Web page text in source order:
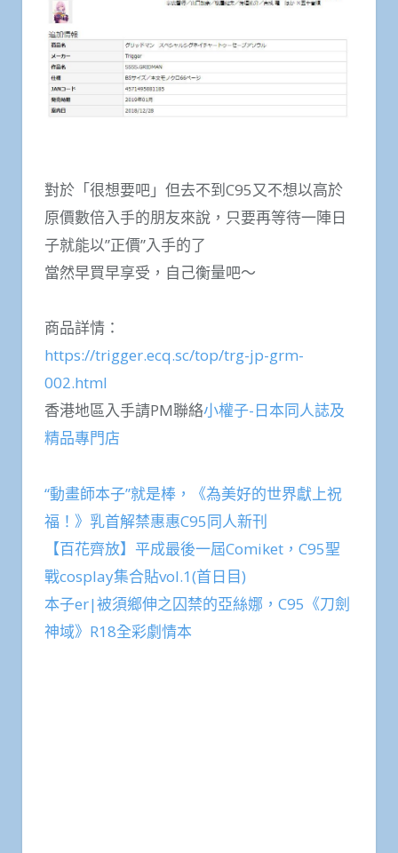
對於「很想要吧」但去不到C95又不想以高於
原價數倍入手的朋友來說，只要再等待一陣日
子就能以”正價”入手的了
當然早買早享受，自己衡量吧～
商品詳情：
https://trigger.ecq.sc/top/trg-jp-grm-
002.html
香港地區入手請PM聯絡小權子-日本同人誌及
精品專門店
“動畫師本子”就是棒，《為美好的世界獻上祝
福！》乳首解禁惠惠C95同人新刊
【百花齊放】平成最後一屆Comiket，C95聖
戰cosplay集合貼vol.1(首日目)
本子er|被須鄉伸之囚禁的亞絲娜，C95《刀劍
神域》R18全彩劇情本